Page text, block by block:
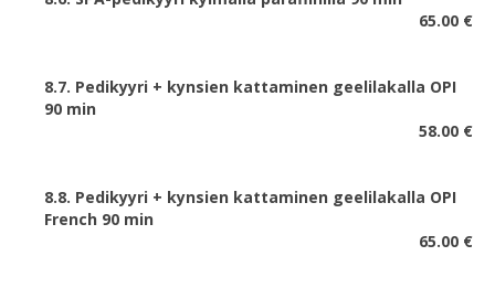
65.00 €
8.7. Pedikyyri + kynsien kattaminen geelilakalla OPI
90 min
58.00 €
8.8. Pedikyyri + kynsien kattaminen geelilakalla OPI
French 90 min
65.00 €